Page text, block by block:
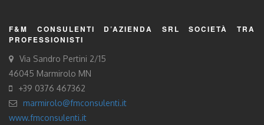
F&M CONSULENTI D’AZIENDA SRL SOCIETÀ TRA
PROFESSIONISTI
Via Sandro Pertini 2/15
46045 Marmirolo MN
+39 0376 467362
marmirolo@fmconsulenti.it
www.fmconsulenti.it